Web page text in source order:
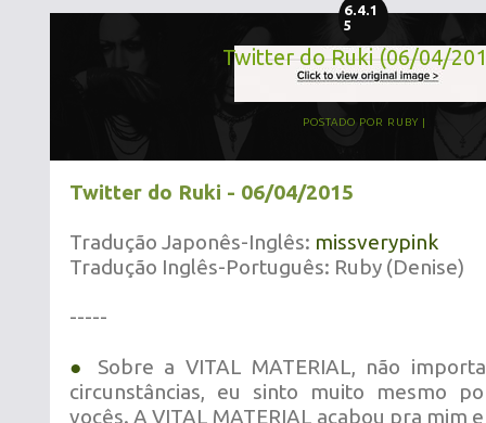
6.4.1
5
Twitter do Ruki (06/04/
POSTADO POR RUBY
Twitter do Ruki - 06/04/2015
Tradução Japonês-Inglês: missverypink
Tradução Inglês-Português: Ruby (Denise)
-----
●
Sobre a VITAL MATERIAL, não
circunstâncias, eu sinto muito mesmo
vocês. A VITAL MATERIAL acabou pra mim